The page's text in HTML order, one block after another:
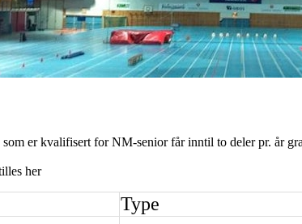
er kvalifisert for NM-senior får inntil to deler pr. år
her
Type